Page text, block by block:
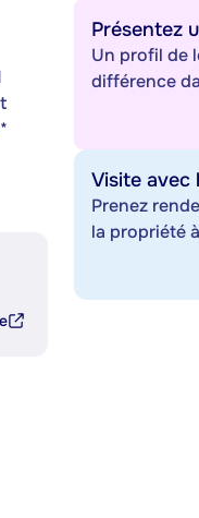
Présentez
Un profil de
différence
Visite avec
Prenez
la propriété